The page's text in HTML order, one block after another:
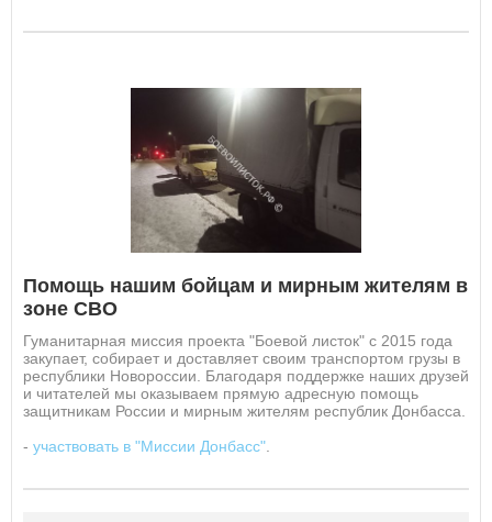
Помощь нашим бойцам и мирным жителям в
зоне СВО
Гуманитарная миссия проекта "Боевой листок" с 2015 года
закупает, собирает и доставляет своим транспортом грузы в
республики Новороссии. Благодаря поддержке наших друзей
и читателей мы оказываем прямую адресную помощь
защитникам России и мирным жителям республик Донбасса.
- участвовать в "Миссии Донбасс".